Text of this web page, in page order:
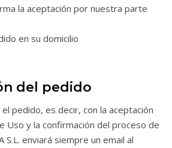
la aceptación por nuestra parte
en su domicilio
del pedido
pedido, es decir, con la aceptación
Uso y la confirmación del proceso de
S.L. enviará siempre un email al